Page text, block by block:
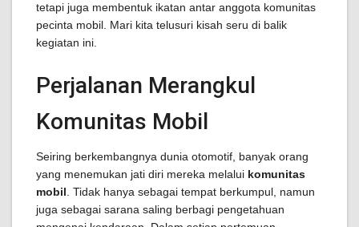
tetapi juga membentuk ikatan antar anggota komunitas
pecinta mobil. Mari kita telusuri kisah seru di balik
kegiatan ini.
Perjalanan Merangkul
Komunitas Mobil
Seiring berkembangnya dunia otomotif, banyak orang
yang menemukan jati diri mereka melalui komunitas
mobil . Tidak hanya sebagai tempat berkumpul, namun
juga sebagai sarana saling berbagi pengetahuan